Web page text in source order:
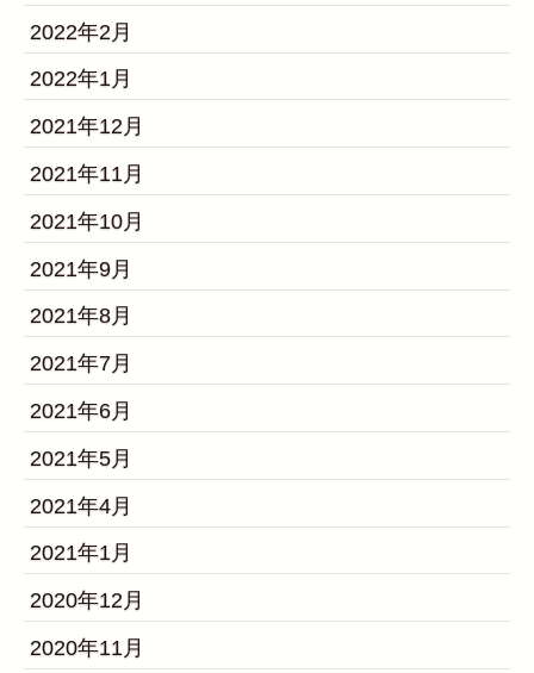
2022年2月
2022年1月
2021年12月
2021年11月
2021年10月
2021年9月
2021年8月
2021年7月
2021年6月
2021年5月
2021年4月
2021年1月
2020年12月
2020年11月